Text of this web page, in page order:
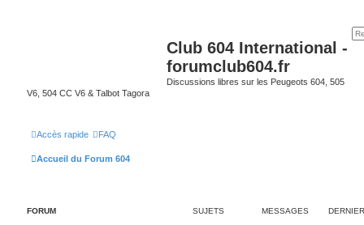
Club 604 International -
forumclub604.fr
Discussions libres sur les Peugeots 604, 505
V6, 504 CC V6 & Talbot Tagora
Accès rapide FAQ
Accueil du Forum 604
FORUM SUJETS MESSAGES